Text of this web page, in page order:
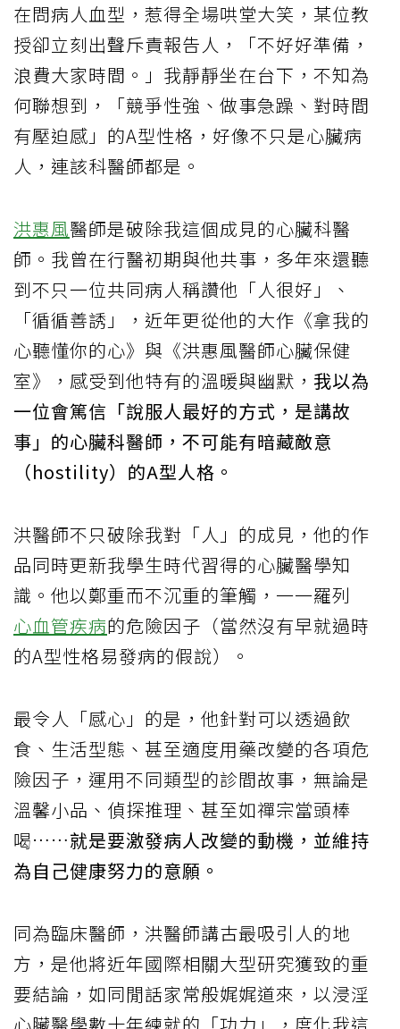
在問病人血型，惹得全場哄堂大笑，某位教
授卻立刻出聲斥責報告人，「不好好準備，
浪費大家時間。」我靜靜坐在台下，不知為
何聯想到，「競爭性強、做事急躁、對時間
有壓迫感」的A型性格，好像不只是心臟病
人，連該科醫師都是。
洪惠風醫師是破除我這個成見的心臟科醫
師。我曾在行醫初期與他共事，多年來還聽
到不只一位共同病人稱讚他「人很好」、
「循循善誘」，近年更從他的大作《拿我的
心聽懂你的心》與《洪惠風醫師心臟保健
室》，感受到他特有的溫暖與幽默， 我以為
一位會篤信「說服人最好的方式，是講故
事」的心臟科醫師，不可能有暗藏敵意
（hostility）的A型人格。
洪醫師不只破除我對「人」的成見，他的作
品同時更新我學生時代習得的心臟醫學知
識。他以鄭重而不沉重的筆觸，一一羅列
心血管疾病的危險因子（當然沒有早就過時
的A型性格易發病的假說）。
最令人「感心」的是，他針對可以透過飲
食、生活型態、甚至適度用藥改變的各項危
險因子，運用不同類型的診間故事，無論是
溫馨小品、偵探推理、甚至如禪宗當頭棒
喝……就是要激發病人改變的動機，並維持
為自己健康努力的意願。
同為臨床醫師，洪醫師講古最吸引人的地
方，是他將近年國際相關大型研究獲致的重
要結論，如同閒話家常般娓娓道來，以浸淫